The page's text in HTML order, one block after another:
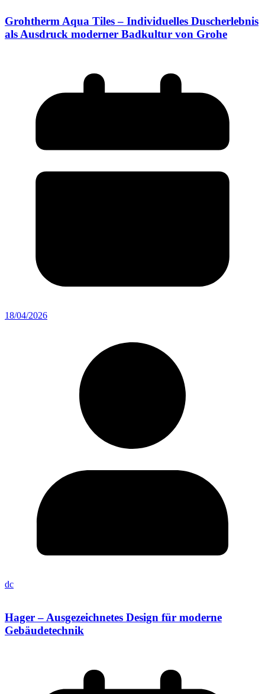
Grohtherm Aqua Tiles – Individuelles Duscherlebnis
als Ausdruck moderner Badkultur von Grohe
18/04/2026
dc
Hager – Ausgezeichnetes Design für moderne
Gebäudetechnik